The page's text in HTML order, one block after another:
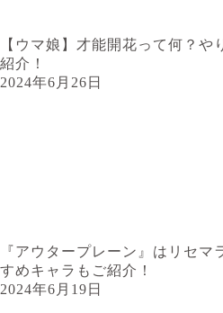
【ウマ娘】才能開花って何？
紹介！
2024年6月26日
『アウタープレーン』はリセ
すめキャラもご紹介！
2024年6月19日